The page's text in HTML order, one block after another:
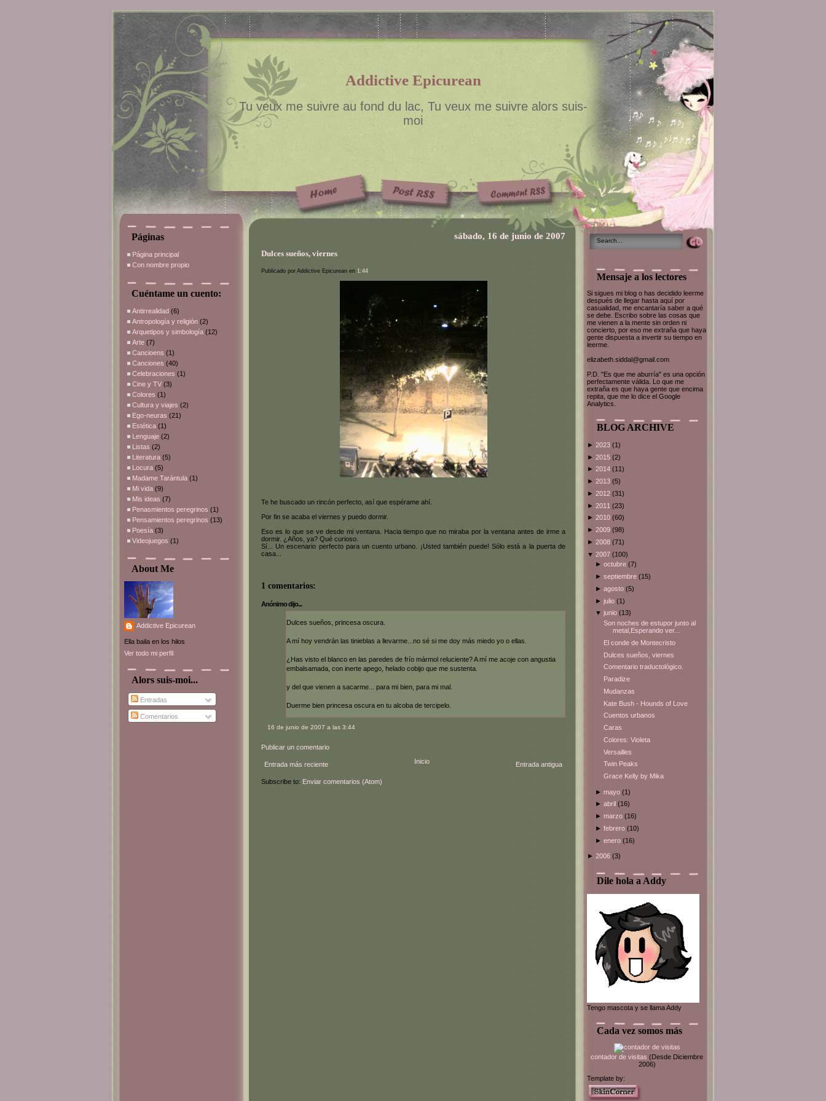
Addictive Epicurean
Tu veux me suivre au fond du lac, Tu veux me suivre alors suis-
moi
Páginas
Página principal
Con nombre propio
Cuéntame un cuento:
Antirrealidad (6)
Antropología y religión (2)
Arquetipos y simbología (12)
Arte (7)
Cancioens (1)
Canciones (40)
Celebraciones (1)
Cine y TV (3)
Colores (1)
Cultura y viajes (2)
Ego-neuras (21)
Estética (1)
Lenguaje (2)
Listas (2)
Literatura (5)
Locura (5)
Madame Tarántula (1)
Mi vida (9)
Mis ideas (7)
Penasmientos peregrinos (1)
Pensamientos peregrinos (13)
Poesía (3)
Videojuegos (1)
About Me
Addictive Epicurean
Ella baila en los hilos
Ver todo mi perfil
Alors suis-moi...
Entradas
Comentarios
sábado, 16 de junio de 2007
Dulces sueños, viernes
Publicado por Addictive Epicurean en 1:44
Te he buscado un rincón perfecto, así que espérame ahí.
Por fin se acaba el viernes y puedo dormir.
Eso es lo que se ve desde mi ventana. Hacia tiempo que no miraba por la ventana antes de irme a
dormir. ¿Años, ya? Qué curioso.
Sí... Un escenario perfecto para un cuento urbano. ¡Usted también puede! Sólo está a la puerta de
casa...
1 comentarios:
Anónimo dijo...
Dulces sueños, princesa oscura.
A mí hoy vendrán las tinieblas a llevarme...no sé si me doy más miedo yo o ellas.
¿Has visto el blanco en las paredes de frío mármol reluciente? A mí me acoje con angustia
embalsamada, con inerte apego, helado cobijo que me sustenta.
y del que vienen a sacarme... para mi bien, para mi mal.
Duerme bien princesa oscura en tu alcoba de tercipelo.
16 de junio de 2007 a las 3:44
Publicar un comentario
Entrada más reciente Entrada antigua
Inicio
Subscribe to: Enviar comentarios (Atom)
Mensaje a los lectores
Si sigues mi blog o has decidido leerme
después de llegar hasta aquí por
casualidad, me encantaría saber a qué
se debe. Escribo sobre las cosas que
me vienen a la mente sin orden ni
concierto, por eso me extraña que haya
gente dispuesta a invertir su tiempo en
leerme.
elizabeth.siddal@gmail.com
P.D. "Es que me aburría" es una opción
perfectamente válida. Lo que me
extraña es que haya gente que encima
repita, que me lo dice el Google
Analytics.
BLOG ARCHIVE
► 2023 (1)
► 2015 (2)
► 2014 (11)
► 2013 (5)
► 2012 (31)
► 2011 (23)
► 2010 (60)
► 2009 (98)
► 2008 (71)
▼ 2007 (100)
►octubre(7)
►septiembre(15)
►agosto(5)
►julio(1)
▼junio(13)
Son noches de estupor junto al
metal,Esperando ver...
El conde de Montecristo
Dulces sueños, viernes
Comentario traductológico.
Paradize
Mudanzas
Kate Bush - Hounds of Love
Cuentos urbanos
Caras
Colores: Violeta
Versailles
Twin Peaks
Grace Kelly by Mika
►mayo(1)
►abril(16)
►marzo(16)
►febrero(10)
►enero(16)
► 2006 (3)
Dile hola a Addy
Tengo mascota y se llama Addy
Cada vez somos más
contador de visitas (Desde Diciembre
2006)
Template by: